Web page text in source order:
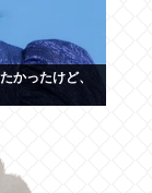
かったけど、